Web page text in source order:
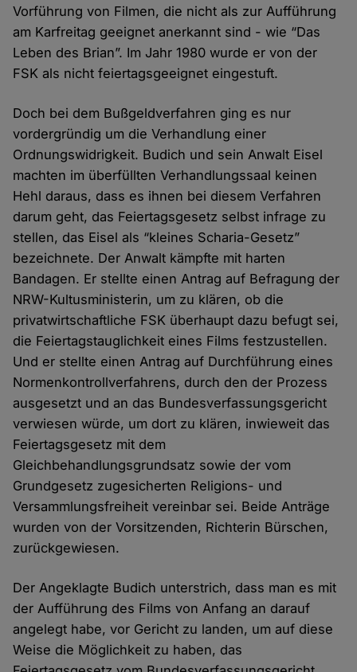
Vorführung von Filmen, die nicht als zur Aufführung
am Karfreitag geeignet anerkannt sind - wie “Das
Leben des Brian”. Im Jahr 1980 wurde er von der
FSK als nicht feiertagsgeeignet eingestuft.
Doch bei dem Bußgeldverfahren ging es nur
vordergründig um die Verhandlung einer
Ordnungswidrigkeit. Budich und sein Anwalt Eisel
machten im überfüllten Verhandlungssaal keinen
Hehl daraus, dass es ihnen bei diesem Verfahren
darum geht, das Feiertagsgesetz selbst infrage zu
stellen, das Eisel als “kleines Scharia-Gesetz”
bezeichnete. Der Anwalt kämpfte mit harten
Bandagen. Er stellte einen Antrag auf Befragung der
NRW-Kultusministerin, um zu klären, ob die
privatwirtschaftliche FSK überhaupt dazu befugt sei,
die Feiertagstauglichkeit eines Films festzustellen.
Und er stellte einen Antrag auf Durchführung eines
Normenkontrollverfahrens, durch den der Prozess
ausgesetzt und an das Bundesverfassungsgericht
verwiesen würde, um dort zu klären, inwieweit das
Feiertagsgesetz mit dem
Gleichbehandlungsgrundsatz sowie der vom
Grundgesetz zugesicherten Religions- und
Versammlungsfreiheit vereinbar sei. Beide Anträge
wurden von der Vorsitzenden, Richterin Bürschen,
zurückgewiesen.
Der Angeklagte Budich unterstrich, dass man es mit
der Aufführung des Films von Anfang an darauf
angelegt habe, vor Gericht zu landen, um auf diese
Weise die Möglichkeit zu haben, das